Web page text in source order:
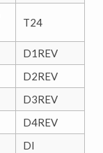
T24
D1REV
D2REV
D3REV
D4REV
DI